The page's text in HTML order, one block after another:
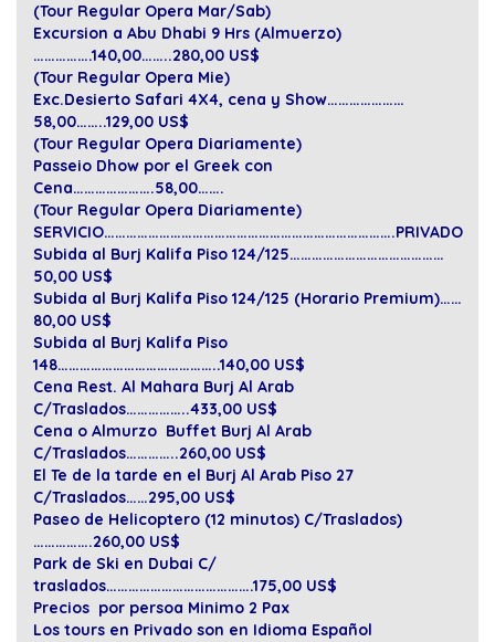
(Tour Regular Opera Mar/Sab)
Excursion a Abu Dhabi 9 Hrs (Almuerzo)
…………….140,00……..280,00 US$
(Tour Regular Opera Mie)
Exc.Desierto Safari 4X4, cena y Show…………………
58,00……..129,00 US$
(Tour Regular Opera Diariamente)
Passeio Dhow por el Greek con
Cena………………….58,00…….
(Tour Regular Opera Diariamente)
SERVICIO…………………………………………………………………….PRIVADO
Subida al Burj Kalifa Piso 124/125……………………………………
50,00 US$
Subida al Burj Kalifa Piso 124/125 (Horario Premium)……
80,00 US$
Subida al Burj Kalifa Piso
148……………………………………..140,00 US$
Cena Rest. Al Mahara Burj Al Arab
C/Traslados……………..433,00 US$
Cena o Almurzo Buffet Burj Al Arab
C/Traslados…………..260,00 US$
El Te de la tarde en el Burj Al Arab Piso 27
C/Traslados……295,00 US$
Paseo de Helicoptero (12 minutos) C/Traslados)
…………….260,00 US$
Park de Ski en Dubai C/
traslados………………………………….175,00 US$
Precios por persoa Minimo 2 Pax
Los tours en Privado son en Idioma Español